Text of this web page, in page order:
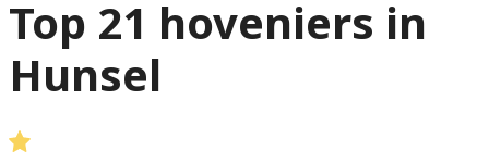
Top 21 hoveniers in
Hunsel